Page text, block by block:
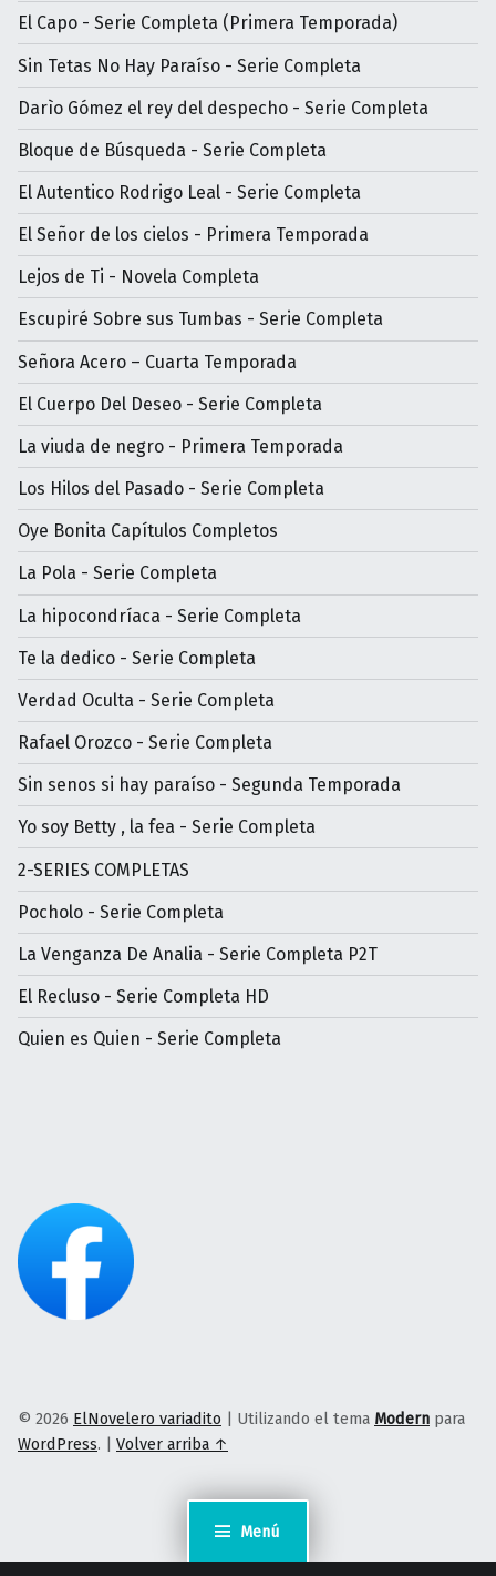
Menú
El Capo - Serie Completa (Primera Temporada)
Sin Tetas No Hay Paraíso - Serie Completa
Darìo Gómez el rey del despecho - Serie Completa
Bloque de Búsqueda - Serie Completa
El Autentico Rodrigo Leal - Serie Completa
El Señor de los cielos - Primera Temporada
Lejos de Ti - Novela Completa
Escupiré Sobre sus Tumbas - Serie Completa
Señora Acero – Cuarta Temporada
El Cuerpo Del Deseo - Serie Completa
La viuda de negro - Primera Temporada
Los Hilos del Pasado - Serie Completa
Oye Bonita Capítulos Completos
La Pola - Serie Completa
La hipocondríaca - Serie Completa
Te la dedico - Serie Completa
Verdad Oculta - Serie Completa
Rafael Orozco - Serie Completa
Sin senos si hay paraíso - Segunda Temporada
Yo soy Betty , la fea - Serie Completa
2-SERIES COMPLETAS
Pocholo - Serie Completa
La Venganza De Analia - Serie Completa P2T
El Recluso - Serie Completa HD
Quien es Quien - Serie Completa
© 2026 ElNovelero variadito | Utilizando el tema Modern para
WordPress. | Volver arriba ↑